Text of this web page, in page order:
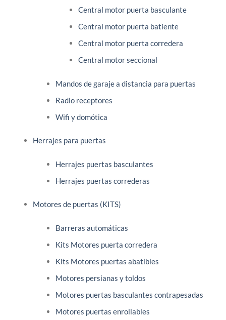
Central motor puerta basculante
Central motor puerta batiente
Central motor puerta corredera
Central motor seccional
Mandos de garaje a distancia para puertas
Radio receptores
Wifi y domótica
Herrajes para puertas
Herrajes puertas basculantes
Herrajes puertas correderas
Motores de puertas (KITS)
Barreras automáticas
Kits Motores puerta corredera
Kits Motores puertas abatibles
Motores persianas y toldos
Motores puertas basculantes contrapesadas
Motores puertas enrollables